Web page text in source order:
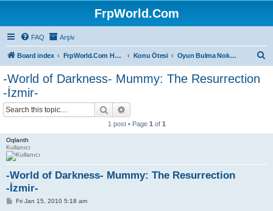
FrpWorld.Com
FAQ Arşiv
Board index FrpWorld.Com Hakkında Konu Ötesi Oyun Bulma Noktası
-World of Darkness- Mummy: The Resurrection
-İzmir-
Search
1 post • Page 1 of 1
Oqlanth
Kullanıcı
-World of Darkness- Mummy: The Resurrection
-İzmir-
PFri Jan 15, 2010 5:18 am